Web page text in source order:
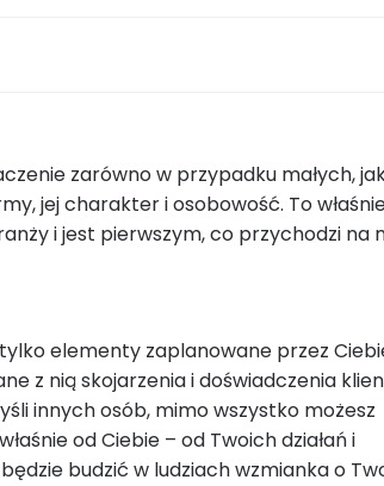
zarówno w przypadku małych,
jej charakter i osobowość. To
i jest pierwszym, co przychodzi na
elementy zaplanowane przez
z nią skojarzenia i doświadczenia
innych osób, mimo wszystko możesz
od Ciebie – od Twoich działań i
budzić w ludziach wzmianka o